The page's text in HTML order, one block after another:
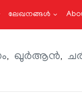
ലേഖനങ്ങള്‍
ഖുര്‍ആന്‍